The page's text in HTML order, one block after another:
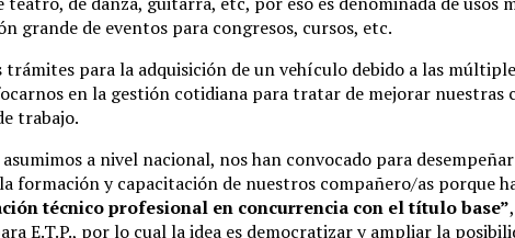
grande de eventos para congresos, cursos, etc.
trámites para la adquisición de un vehículo debido a las
en la gestión cotidiana para tratar de mejorar
trabajo.
a nivel nacional, nos han convocado para
formación y capacitación de nuestros compañero/as porque
técnico profesional en concurrencia con el título base”
E.T.P., por lo cual la idea es democratizar y ampliar la